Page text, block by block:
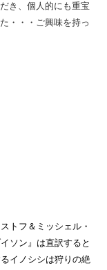
ワイン】
】
）
き、個人的にも重宝
・・・ご興味を持っ
トフ＆ミッシェル・
ソン』は直訳すると
イノシシは狩りの絶